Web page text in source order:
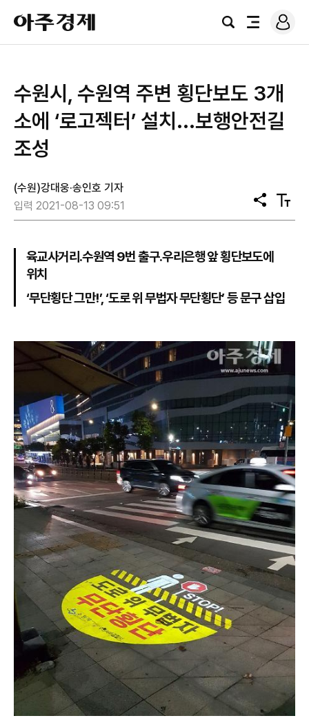
아
주
경
검
전
로
그
수원시, 수원역 주변 횡단보도 3개
소에 ‘로고젝터’ 설치...보행안전길
조성
(수원)강대웅·송인호 기자
입력 2021-08-13 09:51
공
유
텍
스
육교사거리.수원역 9번 출구.우리은행 앞 횡단보도에
위치
‘무단횡단 그만!’, ‘도로 위 무법자 무단횡단’ 등 문구 삽입